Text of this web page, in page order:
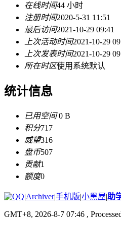
在线时间44 小时
注册时间2020-5-31 11:51
最后访问2021-10-29 09:41
上次活动时间2021-10-29
上次发表时间2021-10-29
所在时区使用系统默认
统计信息
已用空间0 B
积分717
威望316
盘币507
贡献1
额度0
|Archiver|手机版|小黑屋|助
GMT+8, 2026-8-7 07:46 ,